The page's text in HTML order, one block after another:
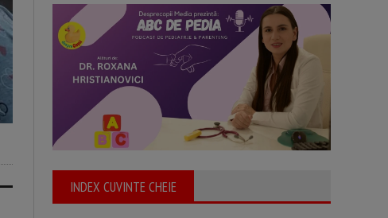
INDEX CUVINTE CHEIE